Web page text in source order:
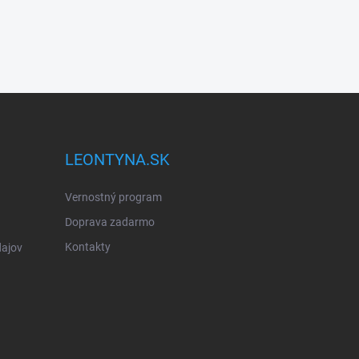
LEONTYNA.SK
Vernostný program
Doprava zadarmo
Kontakty